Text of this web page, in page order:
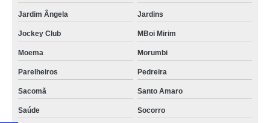
Jardim Ângela Jardins
Jockey Club MBoi Mirim
Moema Morumbi
Parelheiros Pedreira
Sacomã Santo Amaro
Saúde Socorro